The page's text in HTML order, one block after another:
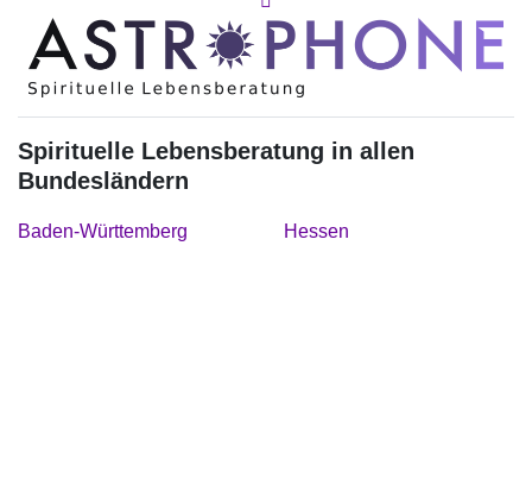
Spirituelle Lebensberatung in allen
Bundesländern
Baden-Württemberg
Hessen